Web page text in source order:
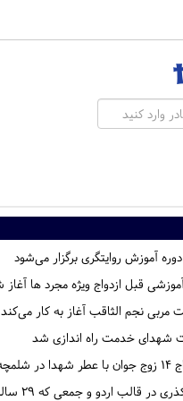
آموزش روایتگری برگزار می‌شود
قبل ازدواج ویژه مجرد ها
مربی نجم الثاقب آغاز به کار می‌کند
شهدای خدمت راه اندازی شد
اردو و جمعی که ۲۹ ساله شد+گزارش تصویری